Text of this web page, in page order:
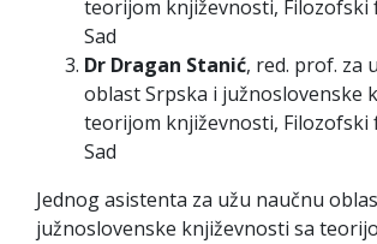
teorijom književnosti, Filozofski
Sad
Dr Dragan Stanić, red. prof. za
oblast Srpska i južnoslovenske
teorijom književnosti, Filozofski
Sad
Jednog asistenta za užu naučnu
južnoslovenske književnosti sa